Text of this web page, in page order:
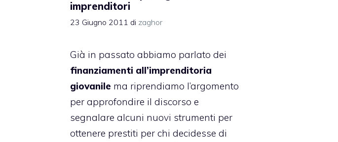
imprenditori
23 Giugno 2011 di zaghor
Già in passato abbiamo parlato dei
finanziamenti all’imprenditoria
giovanile ma riprendiamo l’argomento
per approfondire il discorso e
segnalare alcuni nuovi strumenti per
ottenere prestiti per chi decidesse di